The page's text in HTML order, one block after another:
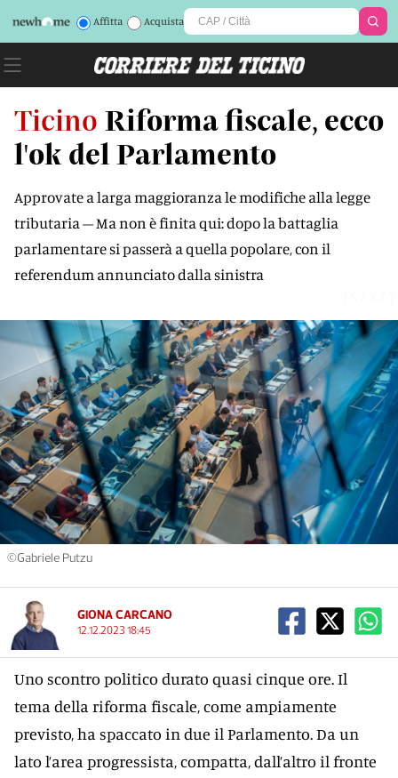
Affitta Acquista
Ticino Riforma fiscale, ecco
l'ok del Parlamento
Approvate a larga maggioranza le modifiche alla legge
tributaria – Ma non è finita qui: dopo la battaglia
parlamentare si passerà a quella popolare, con il
referendum annunciato dalla sinistra
©Gabriele Putzu
GIONA CARCANO
12.12.2023 18:45
Uno scontro politico durato quasi cinque ore. Il
tema della riforma fiscale, come ampiamente
previsto, ha spaccato in due il Parlamento. Da un
lato l’area progressista, compatta, dall’altro il fronte